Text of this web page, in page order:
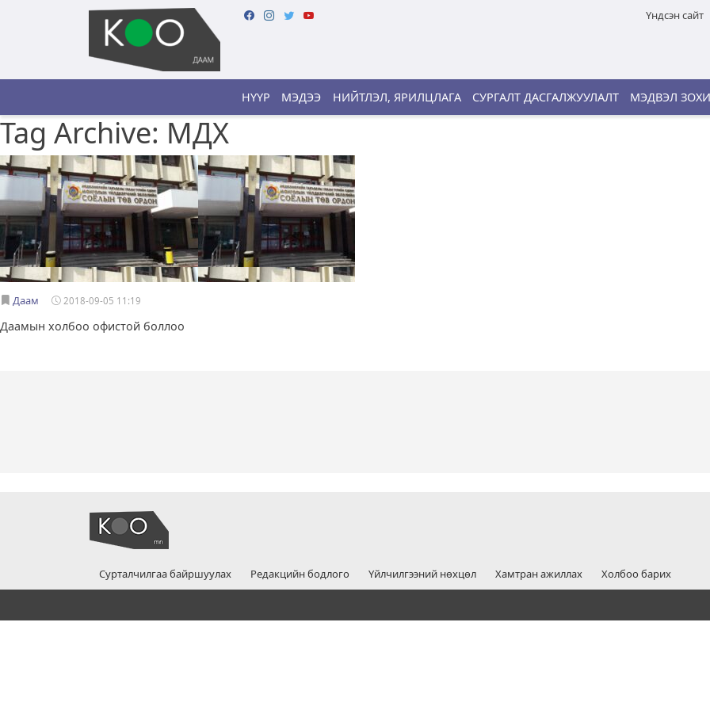
Үндсэн сайт
НҮҮР МЭДЭЭ НИЙТЛЭЛ, ЯРИЛЦЛАГА СУРГАЛТ ДАСГАЛЖУУЛАЛТ МЭДВЭЛ
Tag Archive: МДХ
Даам 2018-09-05 11:19
Даамын холбоо офистой боллоо
Сурталчилгаа байршуулах Редакцийн бодлого Үйлчилгээний нөхцөл Хамтран ажиллах Холбоо барих